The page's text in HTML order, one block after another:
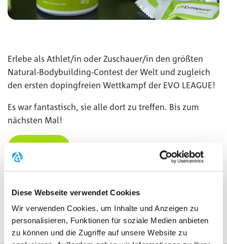
Diese Webseite verwendet Cookies
Wir verwenden Cookies, um Inhalte und Anzeigen zu
personalisieren, Funktionen für soziale Medien anbieten
zu können und die Zugriffe auf unsere Website zu
Erlebe als Athlet/in oder Zuschauer/in den größten
Natural-Bodybuilding-Contest der Welt und zugleich
den ersten dopingfreien Wettkampf der EVO LEAGUE!
Es war fantastisch, sie alle dort zu treffen. Bis zum
nächsten Mal!
ZURÜCK ZUR EVENT ÜBERSICHT